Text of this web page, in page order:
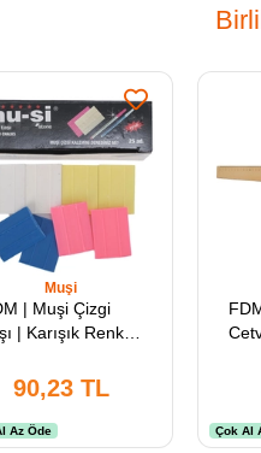
Muşi
| Muşi Çizgi
| Karışık Renkli |
90,23 TL
Az Öde Çok Al